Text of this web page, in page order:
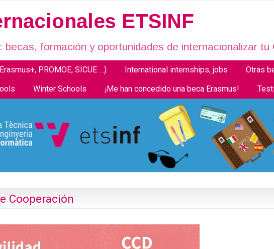
ETSINF
formación y oportunidades de internacionalizar tu
PROMOE, SICUE …) International internships, jobs Otras
Winter Schools ¡Me han concedido una beca Erasmus!
Cooperación